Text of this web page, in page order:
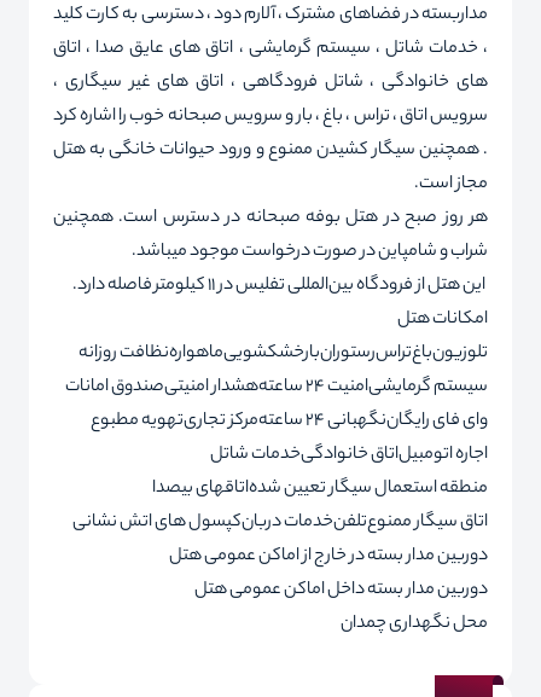
مداربسته در فضاهای مشترک ، آلارم دود ، دسترسی به کارت کلید
، خدمات شاتل ، سیستم گرمایشی ، اتاق های عایق صدا ، اتاق
های خانوادگی ، شاتل فرودگاهی ، اتاق های غیر سیگاری ،
سرویس اتاق ، تراس ، باغ ، بار و سرویس صبحانه خوب را اشاره کرد
. همچنین سیگار کشیدن ممنوع و ورود حیوانات خانگی به هتل
مجاز است.
هر روز صبح در هتل بوفه صبحانه در دسترس است. همچنین
شراب و شامپاین در صورت درخواست موجود میباشد.
این هتل از فرودگاه بین‌المللی تفلیس در 11 کیلومتر فاصله دارد.
امکانات هتل
تلوزیونباغتراسرستورانبارخشکشوییماهوارهنظافت روزانه
سیستم گرمایشیامنیت 24 ساعته هشدار امنیتیصندوق امانات
وای فای رایگاننگهبانی 24 ساعته مرکز تجاریتهویه مطبوع
اجاره اتومبیلاتاق خانوادگیخدمات شاتل
منطقه استعمال سیگار تعیین شدهاتاقهای بیصدا
اتاق سیگار ممنوعتلفنخدمات دربانکپسول های اتش نشانی
دوربین مدار بسته در خارج از اماکن عمومی هتل
دوربین مدار بسته داخل اماکن عمومی هتل
محل نگهداری چمدان